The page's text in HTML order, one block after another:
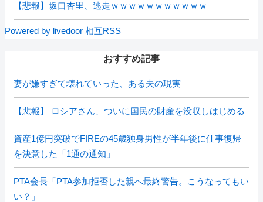
【悲報】坂口杏里、逃走ｗｗｗｗｗｗｗｗｗｗｗ
Powered by livedoor 相互RSS
おすすめ記事
妻が嫌すぎて壊れていった、ある夫の現実
【悲報】 ロシアさん、ついに国民の財産を没収しはじめる
資産1億円突破でFIREの45歳独身男性が半年後に仕事復帰
を決意した「1通の通知」
PTA会長「PTA参加拒否した親へ最終警告。こうなってもい
い？」